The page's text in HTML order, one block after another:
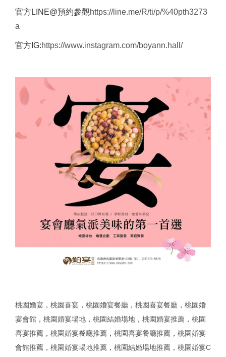
官方LINE@預約參觀https://line.me/R/ti/p/%40pth3273
a
官方IG:https://www.instagram.com/boyann.hall/
桃園婚宴 ， 桃園喜宴 ， 桃園婚宴餐廳 ， 桃園喜宴餐廳 ， 桃園婚
宴會館 ， 桃園婚宴場地 ， 桃園結婚場地 ， 桃園婚宴推薦 ， 桃園
喜宴推薦 ， 桃園婚宴餐廳推薦 ， 桃園喜宴餐廳推薦 ， 桃園婚宴
會館推薦 ， 桃園婚宴場地推薦 ， 桃園結婚場地推薦 ， 桃園婚宴C